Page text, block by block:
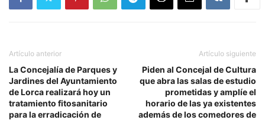
Artículo anterior
La Concejalía de Parques y
Jardines del Ayuntamiento
de Lorca realizará hoy un
tratamiento fitosanitario
para la erradicación de
Artículo siguiente
Piden al Concejal de Cultura
que abra las salas de estudio
prometidas y amplíe el
horario de las ya existentes
además de los comedores de